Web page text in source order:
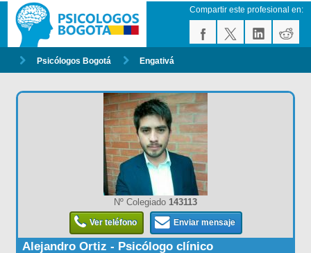
Compartir este profesional en:
Psicólogos Bogotá Engativá
Nº Colegiado 143113
Ver teléfono Enviar mensaje
Alejandro Ortiz - Psicólogo clínico